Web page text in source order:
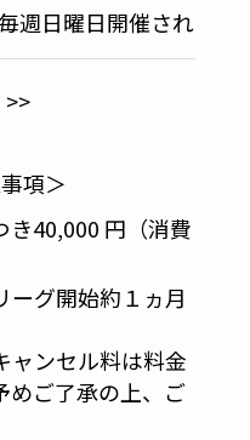
週日曜日開催される年
項＞
き40,000 円（消費
ーグ開始約１ヵ月
ャンセル料は料金
めご了承の上、ご